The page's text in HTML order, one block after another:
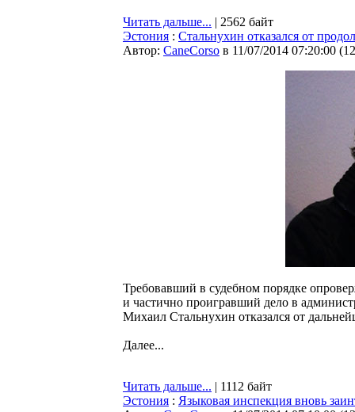
Читать дальше... | 2562 байт
Эстония : Стальнухин отказался от
Автор: CaneCorso в 11/07/2014 07:20:00 (
Требовавший в судебном порядке
и частично проигравший дело в
Михаил Стальнухин отказался от
Далее...
Читать дальше... | 1112 байт
Эстония : Языковая инспекция вновь